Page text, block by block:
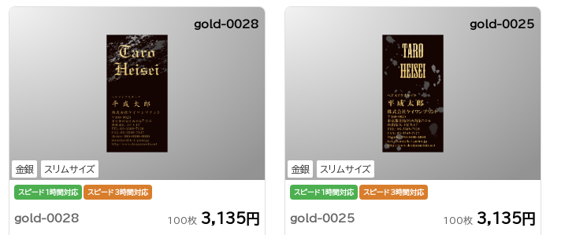
金銀 スリムサイズ
gold-0028
スピード1時間対応 スピード3時間対応
gold-0028 100枚 3,135円
金銀 スリムサイズ
gold-0025
スピード1時間対応 スピード3時間対応
gold-0025 100枚 3,135円